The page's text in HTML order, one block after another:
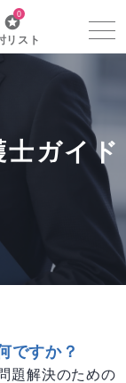
0
リスト
ガイド
ですか？
題解決のための